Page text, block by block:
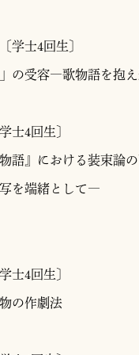
学士4回生〕
受容―歌物語を抱
士4回生〕
』における装束論の
緒として―
士4回生〕
の作劇法